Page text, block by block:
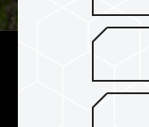
내구성 있
T-CREATE